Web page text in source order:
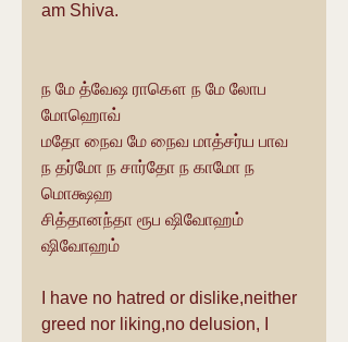
am Shiva.
ந மே த்வேஷ ராகௌ ந மே லோப
மோஹொவ்
மதோ நைவ மே நைவ மாத்சர்ய பாவ
ந தர்மோ ந சார்தோ ந காமோ ந
மொக்ஷஹ
சித்தானந்தா ரூப ஷிவோஹம்
ஷிவோஹம்
I have no hatred or dislike,neither
greed nor liking,no delusion, I